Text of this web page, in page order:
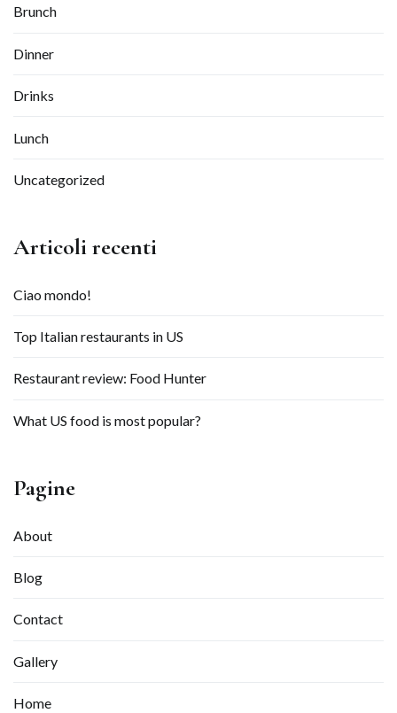
Brunch
Dinner
Drinks
Lunch
Uncategorized
Articoli recenti
Ciao mondo!
Top Italian restaurants in US
Restaurant review: Food Hunter
What US food is most popular?
Pagine
About
Blog
Contact
Gallery
Home